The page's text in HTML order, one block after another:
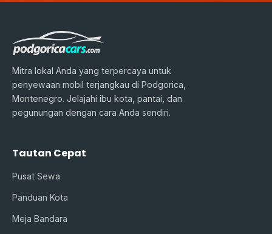
Mitra lokal Anda yang terpercaya untuk
penyewaan mobil terjangkau di Podgorica,
Montenegro. Jelajahi ibu kota, pantai, dan
pegunungan dengan cara Anda sendiri.
Tautan Cepat
Pusat Sewa
Panduan Kota
Meja Bandara